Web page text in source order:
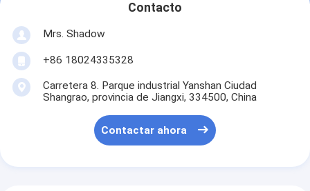
Contacto
Mrs. Shadow
+86 18024335328
Carretera 8. Parque industrial Yanshan Ciudad
Shangrao, provincia de Jiangxi, 334500, China
Contactar ahora